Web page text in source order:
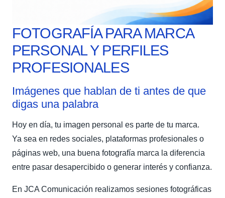
FOTOGRAFÍA PARA MARCA
PERSONAL Y PERFILES
PROFESIONALES
Imágenes que hablan de ti antes de que
digas una palabra
Hoy en día, tu imagen personal es parte de tu marca.
Ya sea en redes sociales, plataformas profesionales o
páginas web, una buena fotografía marca la diferencia
entre pasar desapercibido o generar interés y confianza.
En JCA Comunicación realizamos sesiones fotográficas